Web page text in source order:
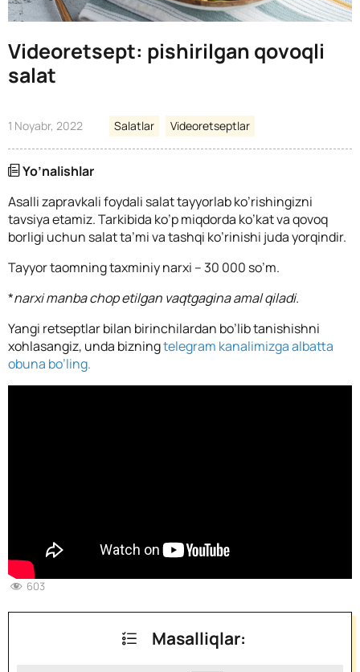
Videoretsept: pishirilgan qovoqli
salat
1 Noyabr, 2022 Salatlar Videoretseptlar
Yo’nalishlar
Asalli zapravkali foydali salat tayyorlab ko’rishingizni
tavsiya etamiz. Tarkibida ko’p miqdorda ko’kat va qovoq
borligi uchun salat ta’mi va tashqi ko’rinishi juda yorqindir.
Tayyor taomning taxminiy narxi – 30 000 so’m.
*narxi manba chop etilgan vaqtgagina amal qiladi.
Yangi retseptlar bilan birinchilardan bo’lib tanishishni
xohlasangiz, unda bizningtelegram kanalimizga albatta
obuna bo’ling.
603
Masalliqlar: